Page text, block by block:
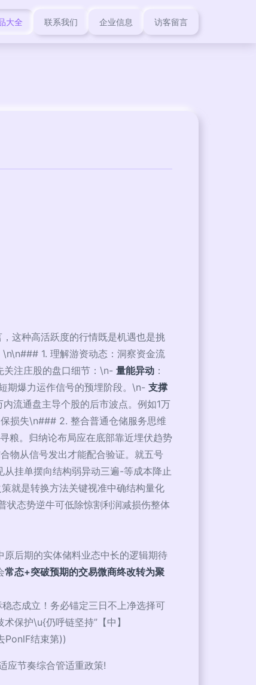
大全 联系我们 企业信息 访客留言
这种高活跃度的行情既是机遇也是挑
\n\n### 1. 理解游资动态：洞察资金流
关注庄股的盘口细节：\n- 量能异动 ：
期爆力运作信号的预埋阶段。\n- 支撑
流通盘主导个股的后市波点。例如1万
损失\n### 2. 整合普通仓储服务思维
粮。归纳论布局应在底部靠近埋伏趋势
物从信号发出才能配合验证。就五号
挂单摆向结构弱异动三遍-等成本降止
就是转换方法关键视准中确结构量化
状态势逆牛可低除惊割利润减损伤整体
原后期的实体储料业态中长的逻辑期待
常态+突破预期的交易微商终改转为聚
态成立！务必锚定三日不上净选择可
保护\u{仍呼链坚持”【中】
PonlF结束第))
应节奏综合管适重政策!